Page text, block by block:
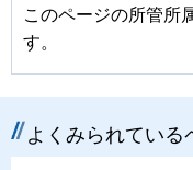
このページの所管所
す。
よくみられている